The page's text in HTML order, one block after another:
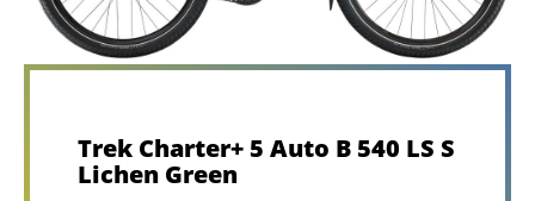
Trek Charter+ 5 Auto B 540 LS S
Lichen Green